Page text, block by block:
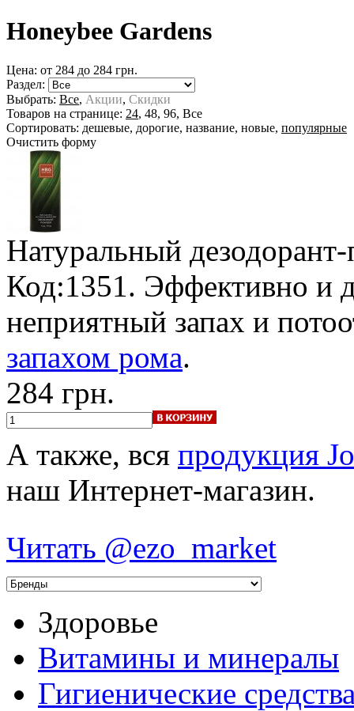
Honeybee Gardens
Цена: от 284 до 284 грн.
Раздел:
Выбрать: Все, Акции, Скидки
Товаров на странице: 24, 48, 96, Все
Сортировать: дешевые, дорогие, название, новые, популярные
Очистить форму
Натуральный
Код:1351. Эффективно и
неприятный запах и
запахом рома.
284 грн.
А также, вся продукция
наш Интернет-магазин.
Читать @ezo_market
Здоровье
Витамины и минералы
Гигиенические